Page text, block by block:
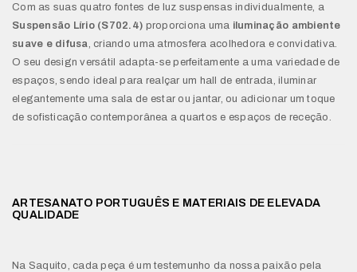
Com as suas quatro fontes de luz suspensas individualmente, a
Suspensão Lírio (S702.4) proporciona uma iluminação ambiente
suave e difusa , criando uma atmosfera acolhedora e convidativa.
O seu design versátil adapta-se perfeitamente a uma variedade de
espaços, sendo ideal para realçar um hall de entrada, iluminar
elegantemente uma sala de estar ou jantar, ou adicionar um toque
de sofisticação contemporânea a quartos e espaços de receção.
ARTESANATO PORTUGUÊS E MATERIAIS DE ELEVADA
QUALIDADE
Na Saquito, cada peça é um testemunho da nossa paixão pela